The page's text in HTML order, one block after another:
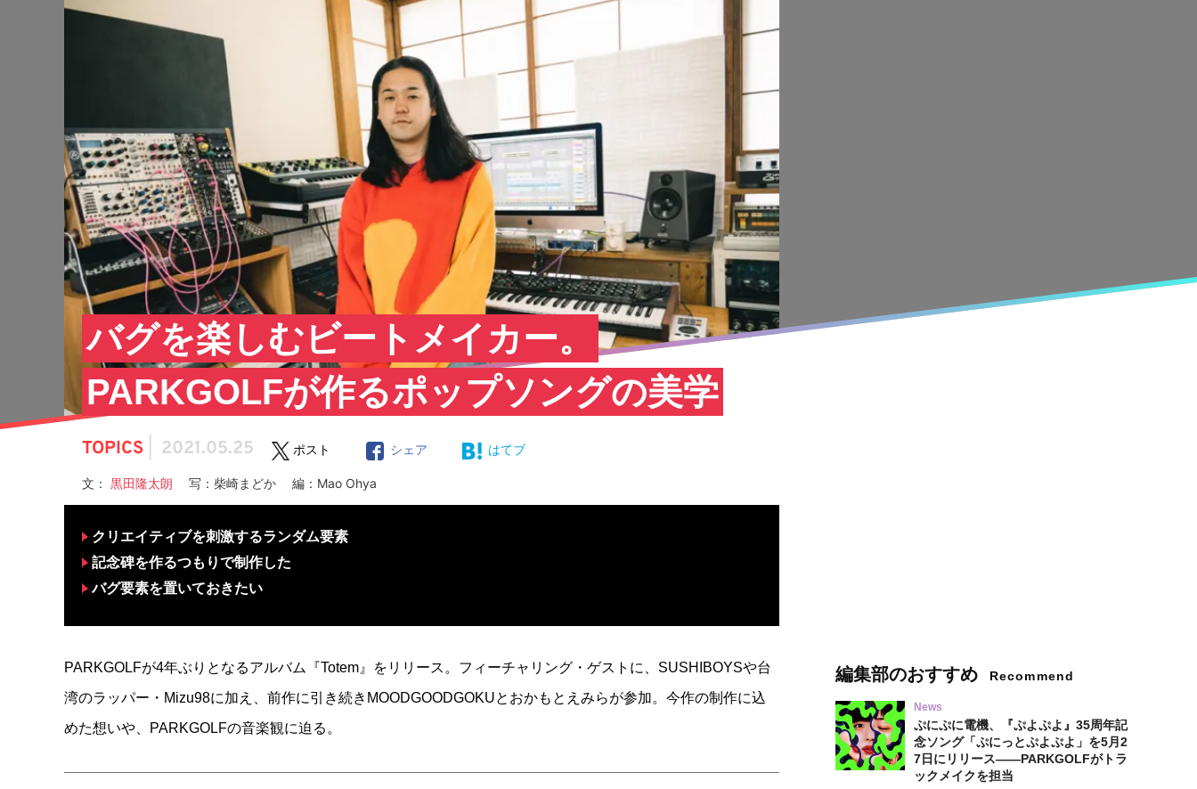
バグを楽しむビートメイカー。
PARKGOLFが作るポップソングの美学
TOPICS 2021.05.25 ポスト シェア はてブ
文： 黒田隆太朗 写：柴崎まどか 編：Mao Ohya
クリエイティブを刺激するランダム要素
記念碑を作るつもりで制作した
バグ要素を置いておきたい
PARKGOLFが4年ぶりとなるアルバム『Totem』をリリース。フィーチャリング・ゲストに、SUSHIBOYSや台
湾のラッパー・Mizu98に加え、前作に引き続きMOODGOODGOKUとおかもとえみらが参加。今作の制作に込
めた想いや、PARKGOLFの音楽観に迫る。
編集部のおすすめ Recommend
News
ぷにぷに電機、『ぷよぷよ』35周年記
念ソング「ぷにっとぷよぷよ」を5月2
7日にリリース——PARKGOLFがトラ
ックメイクを担当